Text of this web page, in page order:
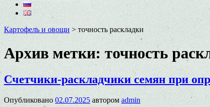
Картофель и овощи > точность раскладки
Архив метки: точность
Счетчики-раскладчики семян при
Опубликовано 02.07.2025 автором admin